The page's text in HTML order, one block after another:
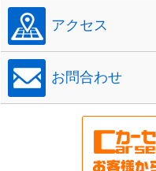
アクセス
お問合わせ